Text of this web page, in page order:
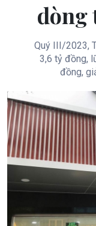
dòng
Quý III/2023,
3,6 tỷ đồng,
đồng,